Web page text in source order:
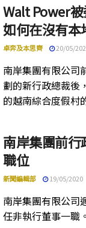
Walt Power
如何在沒有本
卓弈及本思齊 20/05/
南岸集團有限公司
劃的新行政總裁後
的越南綜合度假村
南岸集團前
職位
新聞編輯部 19/05/2020
南岸集團有限公司
任非執行董事一職。